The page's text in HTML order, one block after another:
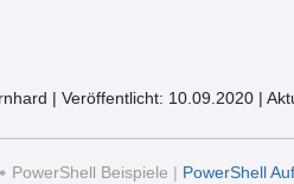
| Veröffentlicht: 10.09.2020 |
PowerShell Beispiele | PowerShell